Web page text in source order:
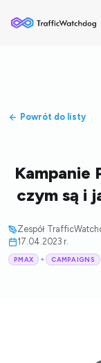
Powrót do listy
Kampanie
czym są i
Zespół
17.04.2023 r.
PMAX + CAMPAIGNS